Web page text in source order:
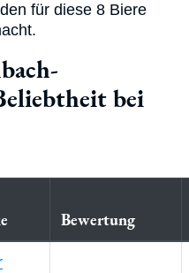
für diese 8 Biere
bei
Bewertung